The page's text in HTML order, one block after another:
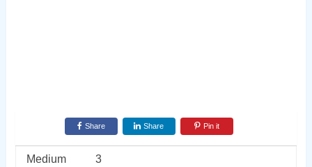
Share Share Pin it
Medium
3